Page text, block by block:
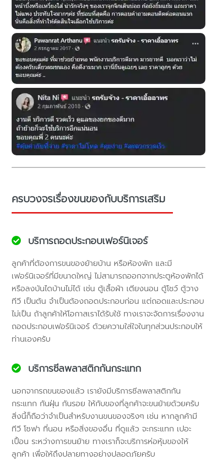
ครบวงจรเรื่องขนของกับบริการเสริม
บริการถอดประกอบเฟอร์นิเจอร์
ลูกค้าที่ต้องการขนของย้ายบ้าน หรือห้องพัก และมี
เฟอร์นิเจอร์ที่มีขนาดใหญ่ ไม่สามารถออกจากประตูห้องพักได้
หรือลงบันไดบ้านไม่ได้ เช่น ตู้เสื้อผ้า เตียงนอน ตู้โชว์ ตู้วาง
ทีวี เป็นต้น จำเป็นต้องถอดประกอบก่อน แต่ถอดและประกอบ
ไม่เป็น ถ้าลูกค้าให้โอกาสเราได้รับใช้ ทางเราจะจัดการเรื่องงาน
ถอดประกอบเฟอร์นิเจอร์ ด้วยความใส่ใจในทุกส่วนประกอบให้
ท่านเองครับ
บริการซีลพลาสติกกันกระแทก
นอกจากรถขนของแล้ว เรายังมีบริการซีลพลาสติกกัน
กระแทก กันฝุ่น กันรอย ให้กับของที่ลูกค้าจะขนย้ายด้วยครับ
สิ่งนี้ก็ถือว่าจำเป็นสำหรับงานขนของจริงๆ เช่น หากลูกค้ามี
ทีวี โซฟา ที่นอน หรือสิ่งของอื่น ที่ดูแล้ว จะกระแทก เปอะ
เปื้อน ระหว่างการขนย้าย ทางเราก็จะบริการห่อหุ้มของให้
ลูกค้า เพื่อให้ถึงปลายทางอย่างปลอดภัยครับ